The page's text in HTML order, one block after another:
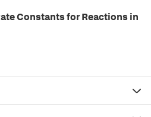
Constants for Reactions in